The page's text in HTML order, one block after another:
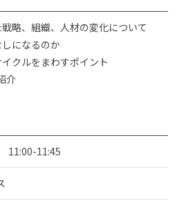
略、組織、人材の変化について
になるのか
クルをまわすポイント
介
11:00-11:45